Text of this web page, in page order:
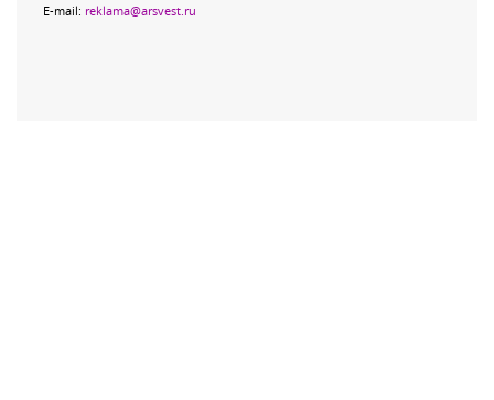
E-mail: reklama@arsvest.ru